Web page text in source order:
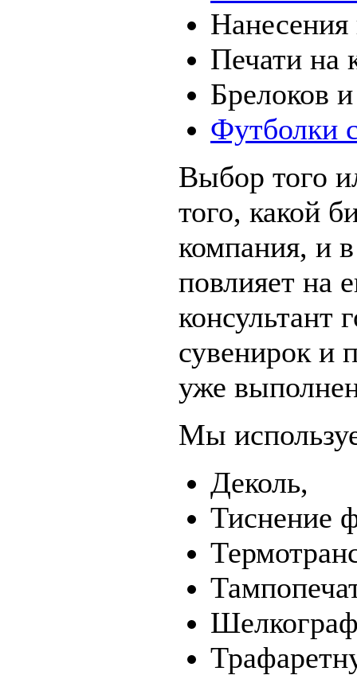
Печати на
Брелоков
Футболки
Выбор того
того, какой
компания, и в
повлияет на
консультант
сувенирок и
уже
Мы
Деколь,
Тиснение